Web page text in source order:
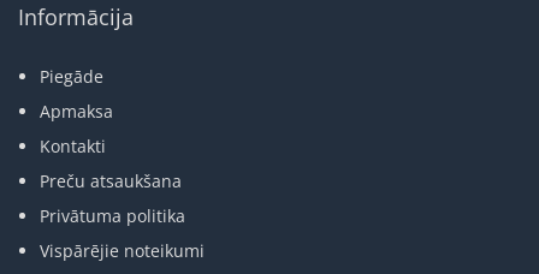
Informācija
Piegāde
Apmaksa
Kontakti
Preču atsaukšana
Privātuma politika
Vispārējie noteikumi